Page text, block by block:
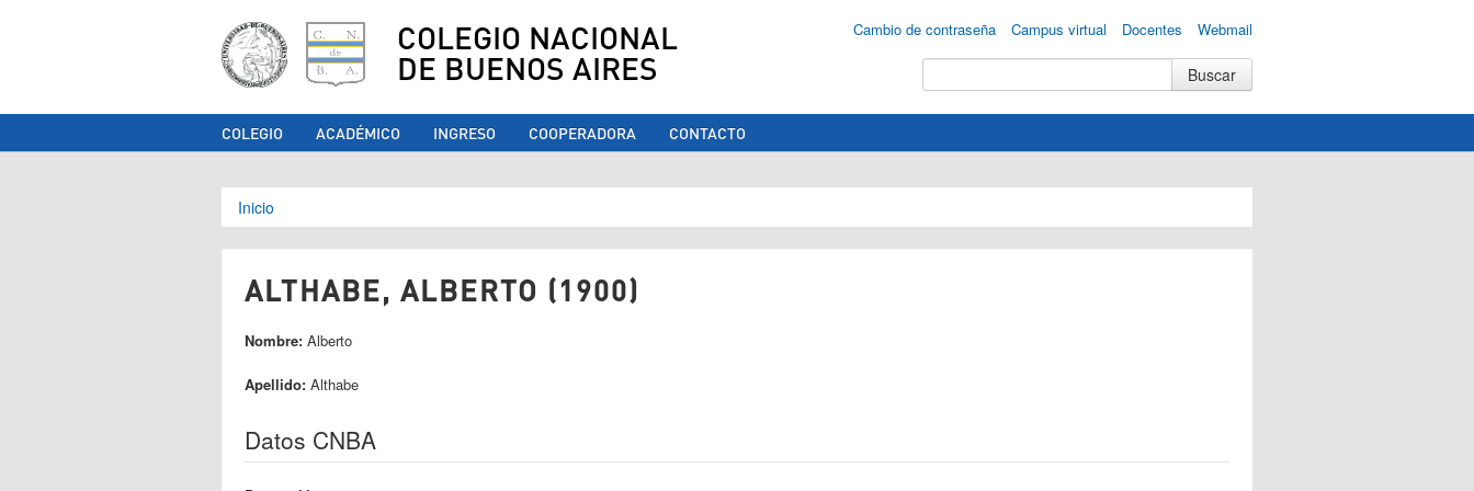
COLEGIO NACIONAL
DE BUENOS AIRES
Cambio de contraseña Campus virtual Docentes Webmail
COLEGIO ACADÉMICO INGRESO COOPERADORA CONTACTO
Se encuentra usted aquí
Inicio
ALTHABE, ALBERTO (1900)
Nombre: Alberto
Apellido: Althabe
Datos CNBA